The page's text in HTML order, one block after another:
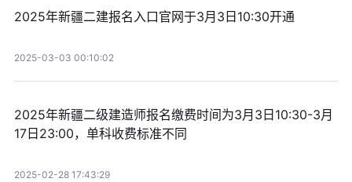
2025年新疆二建报名入口官网于3月3日10:30开通
2025-03-03 00:10:02
2025年新疆二级建造师报名缴费时间为3月3日10:30-3月
17日23:00，单科收费标准不同
2025-02-28 17:43:29